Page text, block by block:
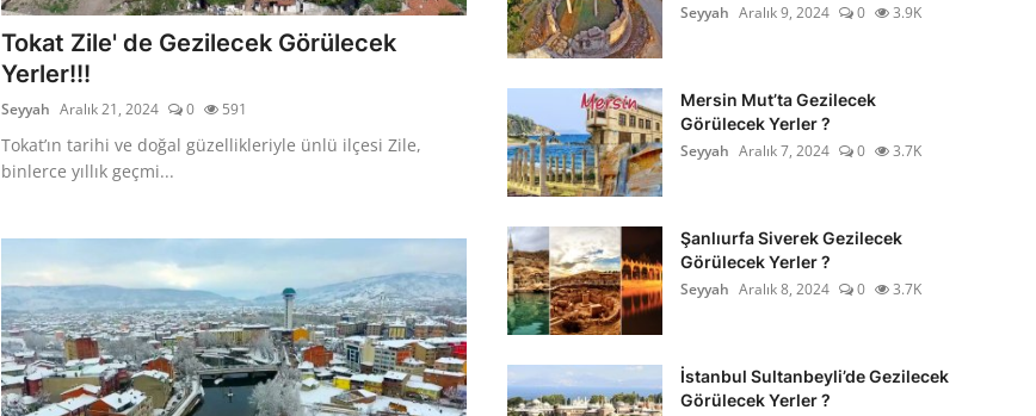
Tokat Zile' de Gezilecek Görülecek
Yerler!!!
Seyyah Aralık 21, 2024 0 591
Tokat’ın tarihi ve doğal güzellikleriyle ünlü ilçesi Zile,
binlerce yıllık geçmi...
Seyyah Aralık 9, 2024 0 3.9K
Mersin Mut’ta Gezilecek
Görülecek Yerler ?
Seyyah Aralık 7, 2024 0 3.7K
Şanlıurfa Siverek Gezilecek
Görülecek Yerler ?
Seyyah Aralık 8, 2024 0 3.7K
İstanbul Sultanbeyli’de Gezilecek
Görülecek Yerler ?